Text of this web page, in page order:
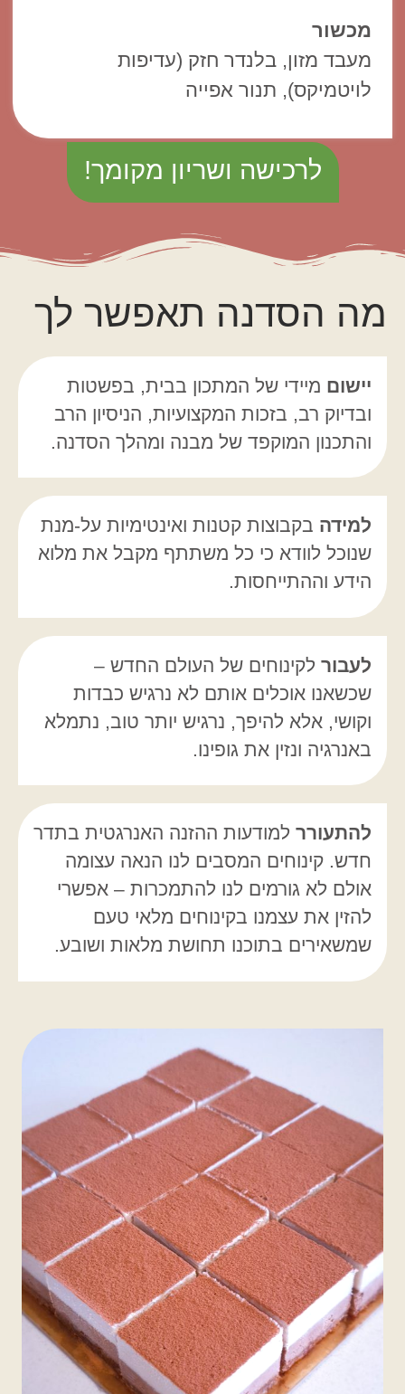
מכשור
מעבד מזון, בלנדר חזק (עדיפות
לויטמיקס), תנור אפייה
לרכישה ושריון מקומך!
מה הסדנה תאפשר לך
יישוםמיידי של המתכון בבית, בפשטות
ובדיוק רב, בזכות המקצועיות, הניסיון הרב
והתכנון המוקפד של מבנה ומהלך הסדנה.
למידהבקבוצות קטנות ואינטימיות על-מנת
שנוכל לוודא כי כל משתתף מקבל את מלוא
הידע וההתייחסות.
לעבורלקינוחים של העולם החדש –
שכשאנו אוכלים אותם לא נרגיש כבדות
וקושי, אלא להיפך, נרגיש יותר טוב, נתמלא
באנרגיה ונזין את גופינו.
להתעוררלמודעות ההזנה האנרגטית בתדר
חדש. קינוחים המסבים לנו הנאה עצומה
אולם לא גורמים לנו להתמכרות – אפשרי
להזין את עצמנו בקינוחים מלאי טעם
שמשאירים בתוכנו תחושת מלאות ושובע.